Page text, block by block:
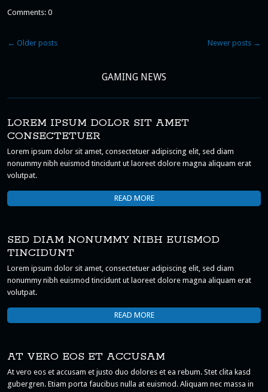
Comments: 0
← Older posts Newer posts →
GAMING NEWS
LOREM IPSUM DOLOR SIT AMET
CONSECTETUER
Lorem ipsum dolor sit amet, consectetuer adipiscing elit, sed diam
nonummy nibh euismod tincidunt ut laoreet dolore magna aliquam erat
volutpat.
READ MORE
SED DIAM NONUMMY NIBH EUISMOD
TINCIDUNT
Lorem ipsum dolor sit amet, consectetuer adipiscing elit, sed diam
nonummy nibh euismod tincidunt ut laoreet dolore magna aliquam erat
volutpat.
READ MORE
AT VERO EOS ET ACCUSAM
At vero eos et accusam et justo duo dolores et ea rebum. Stet clita kasd
gubergren. Etiam porta faucibus nulla at euismod. Aliquam nec massa in